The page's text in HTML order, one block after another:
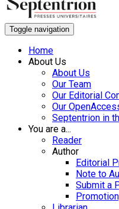
Toggle navigation
Home
About Us
About Us
Our Team
Our Editorial
Our
Septentrion in
You are a...
Reader
Author
Editorial
Note to
Submit a